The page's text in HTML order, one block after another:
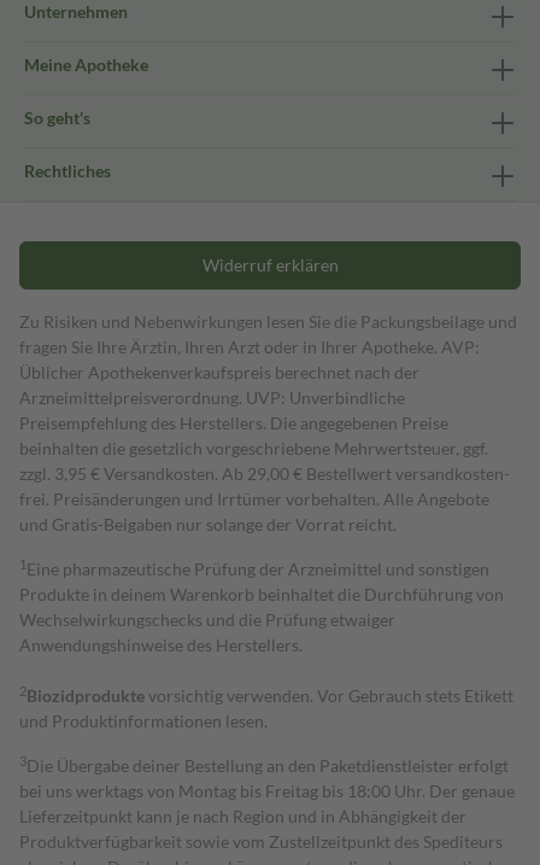
Unternehmen
Meine Apotheke
So geht's
Rechtliches
Widerruf erklären
Zu Risiken und Nebenwirkungen lesen Sie die Packungsbeilage und
fragen Sie Ihre Ärztin, Ihren Arzt oder in Ihrer Apotheke. AVP:
Üblicher Apothekenverkaufspreis berechnet nach der
Arzneimittelpreisverordnung. UVP: Unverbindliche
Preisempfehlung des Herstellers. Die angegebenen Preise
beinhalten die gesetzlich vorgeschriebene Mehrwertsteuer, ggf.
zzgl. 3,95 € Versandkosten. Ab 29,00 € Bestell­wert versand­kosten­
frei. Preisänderungen und Irrtümer vorbehalten. Alle Angebote
und Gratis-Beigaben nur solange der Vorrat reicht.
1 Eine pharmazeutische Prüfung der Arzneimittel und sonstigen
Produkte in deinem Warenkorb beinhaltet die Durchführung von
Wechselwirkungschecks und die Prüfung etwaiger
Anwendungshinweise des Herstellers.
2Biozidproduktevorsichtig verwenden. Vor Gebrauch stets Etikett
und Produktinformationen lesen.
3Die Übergabe deiner Bestellung an den Paketdienstleister erfolgt
bei uns werktags von Montag bis Freitag bis 18:00 Uhr. Der genaue
Lieferzeitpunkt kann je nach Region und in Abhängigkeit der
Produktverfügbarkeit sowie vom Zustellzeitpunkt des Spediteurs